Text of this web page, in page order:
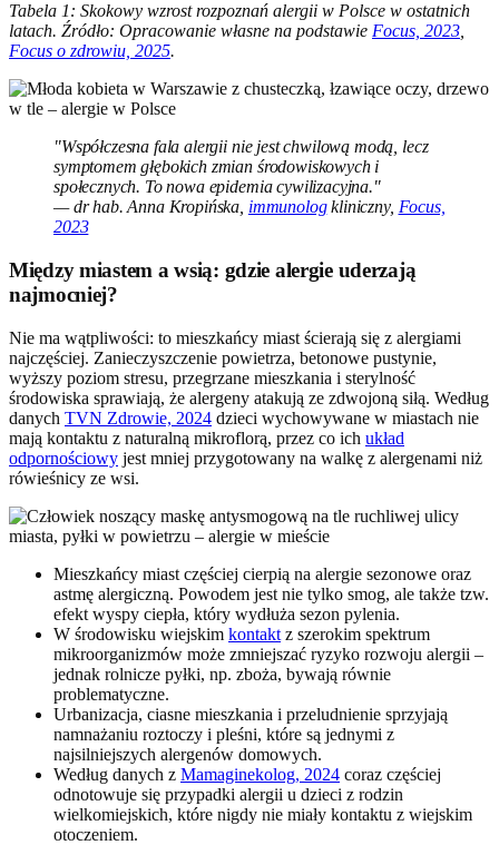
Tabela 1: Skokowy wzrost rozpoznań alergii w Polsce w ostatnich
latach. Źródło: Opracowanie własne na podstawie Focus, 2023
Focus o zdrowiu, 2025.
"Współczesna fala alergii nie jest chwilową modą, lecz
symptomem głębokich zmian środowiskowych i
społecznych. To nowa epidemia cywilizacyjna."
— dr hab. Anna Kropińska, immunologkliniczny, Focus,
2023
Między miastem a wsią: gdzie alergie uderzają
najmocniej?
Nie ma wątpliwości: to mieszkańcy miast ścierają się z alergiami
najczęściej. Zanieczyszczenie powietrza, betonowe pustynie,
wyższy poziom stresu, przegrzane mieszkania i sterylność
środowiska sprawiają, że alergeny atakują ze zdwojoną siłą. Według
danych TVN Zdrowie, 2024 dzieci wychowywane w miastach nie
mają kontaktu z naturalną mikroflorą, przez co ich układ
odpornościowy jest mniej przygotowany na walkę z alergenami niż
rówieśnicy ze wsi.
Mieszkańcy miast częściej cierpią na alergie sezonowe oraz
astmę alergiczną. Powodem jest nie tylko smog, ale także tzw.
efekt wyspy ciepła, który wydłuża sezon pylenia.
W środowisku wiejskim kontakt z szerokim spektrum
mikroorganizmów może zmniejszać ryzyko rozwoju alergii –
jednak rolnicze pyłki, np. zboża, bywają równie
problematyczne.
Urbanizacja, ciasne mieszkania i przeludnienie sprzyjają
namnażaniu roztoczy i pleśni, które są jednymi z
najsilniejszych alergenów domowych.
Według danych z Mamaginekolog, 2024 coraz częściej
odnotowuje się przypadki alergii u dzieci z rodzin
wielkomiejskich, które nigdy nie miały kontaktu z wiejskim
otoczeniem.